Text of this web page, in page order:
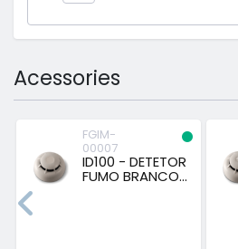
Acessories
FGIM-
00007
ID100 - DETETOR
FUMO BRANCO...